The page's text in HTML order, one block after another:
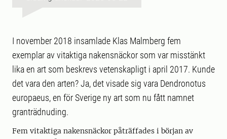
I november 2018 insamlade Klas Malmberg fem
exemplar av vitaktiga nakensnäckor som var misstänkt
lika en art som beskrevs vetenskapligt i april 2017. Kunde
det vara den arten? Ja, det visade sig vara Dendronotus
europaeus, en för Sverige ny art som nu fått namnet
granträdnuding.
Fem vitaktiga nakensnäckor påträffades i början av